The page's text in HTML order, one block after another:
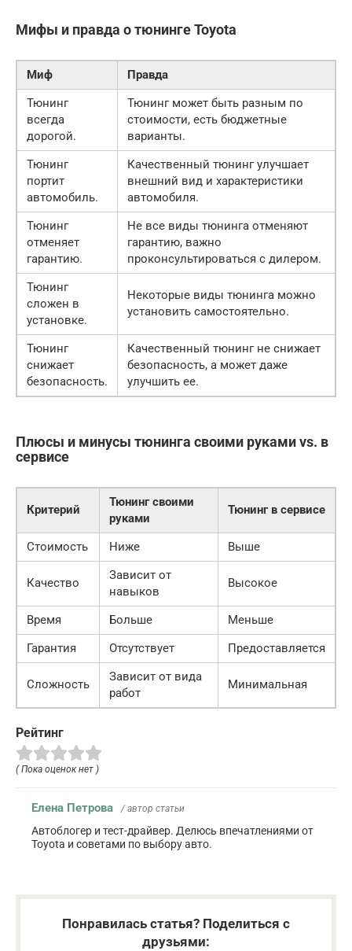
Мифы и правда о тюнинге Toyota
Миф
Правда
Тюнинг
всегда
дорогой.
Тюнинг может быть разным по
стоимости, есть бюджетные
варианты.
Тюнинг
портит
автомобиль.
Качественный тюнинг улучшает
внешний вид и характеристики
автомобиля.
Тюнинг
отменяет
гарантию.
Не все виды тюнинга отменяют
гарантию, важно
проконсультироваться с дилером.
Тюнинг
сложен в
установке.
Некоторые виды тюнинга можно
установить самостоятельно.
Тюнинг
снижает
безопасность.
Качественный тюнинг не снижает
безопасность, а может даже
улучшить ее.
Плюсы и минусы тюнинга своими руками vs. в
сервисе
Критерий
Тюнинг своими
руками
Тюнинг в сервисе
Стоимость Ниже Выше
Качество
Зависит от
навыков
Высокое
Время Больше
Меньше
Гарантия
Отсутствует Предоставляется
Сложность
Зависит от вида
работ
Минимальная
Рейтинг
( Пока оценок нет )
Елена Петрова / автор статьи
Автоблогер и тест-драйвер. Делюсь впечатлениями от
Toyota и советами по выбору авто.
Понравилась статья? Поделиться с
друзьями: